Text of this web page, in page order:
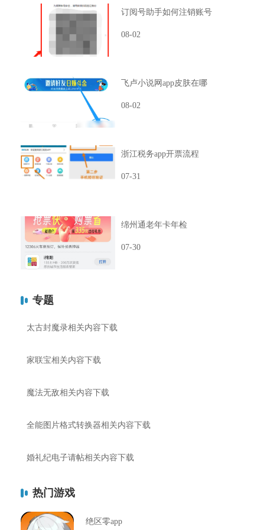
订阅号助手如何注销账号
08-02
飞卢小说网app皮肤在哪
08-02
浙江税务app开票流程
07-31
绵州通老年卡年检
07-30
专题
太古封魔录相关内容下载
家联宝相关内容下载
魔法无敌相关内容下载
全能图片格式转换器相关内容下载
婚礼纪电子请帖相关内容下载
热门游戏
绝区零app